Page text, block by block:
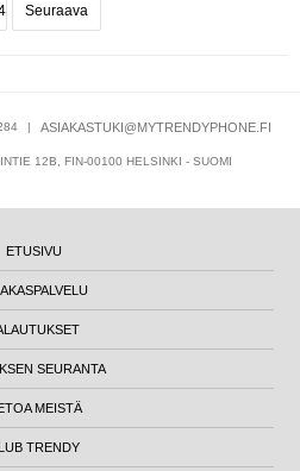
Seuraava
| ASIAKASTUKI@MYTRENDYPHONE.FI
12B, FIN-00100 HELSINKI - SUOMI
ETUSIVU
SEURANTA
MEISTÄ
TRENDY